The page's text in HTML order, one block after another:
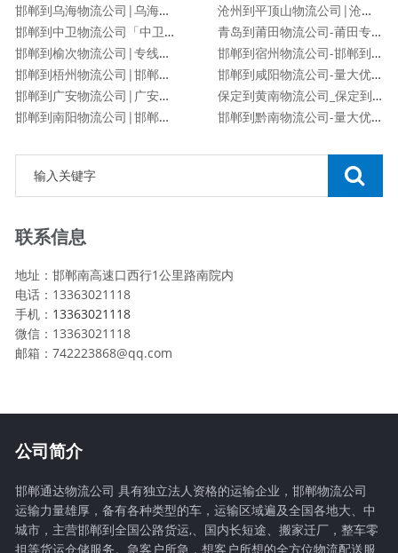
邯郸到乌海物流公司|乌海专线
邯郸到中卫物流公司「中卫专线」
邯郸到榆次物流公司|专线直达
邯郸到梧州物流公司|邯郸到梧州物流专线
邯郸到广安物流公司|广安专线
邯郸到南阳物流公司|邯郸到南阳货运专线
沧州到平顶山物流公司|沧州到平顶山物流专线
青岛到莆田物流公司-莆田专线
邯郸到宿州物流公司-邯郸到宿州货运专线
邯郸到咸阳物流公司-量大优惠「价格优惠」
保定到黄南物流公司_保定到黄南物流专线
邯郸到黔南物流公司-量大优惠「价格优惠」
联系信息
地址：邯郸南高速口西行1公里路南院内
电话：13363021118
手机： 13363021118
微信：13363021118
邮箱：742223868@qq.com
公司简介
邯郸通达物流公司 具有独立法人资格的运输企业，邯郸物流公司
运输力量雄厚，备有各种类型的车，运输区域遍及全国各地大、中
城市，主营邯郸到全国公路货运,、国内长短途、搬家迁厂，整车零
担等货运仓储服务。急客户所急，想客户所想的全方位物流配送服